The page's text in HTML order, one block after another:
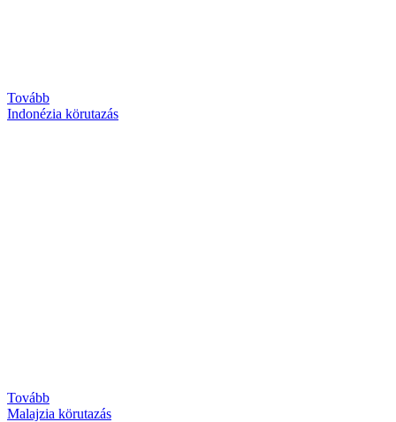
Tovább
Indonézia körutazás
Tovább
Malajzia körutazás